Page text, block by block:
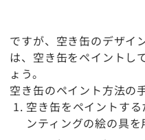
ですが、空き缶のデザイ
は、空き缶をペイントし
ょう。
空き缶のペイント方法の
空き缶をペイントす
ンティングの絵の具を